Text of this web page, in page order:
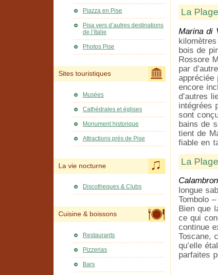
La
Marina di
bois de
Rossore
par
appréciée
encore
d’autres
intégrées
sont
bains de
tient de
fiable en
La
longue
Tombolo
Bien que
ce qui
continue
Toscane,
qu’elle
parfaites
Piazza en Pise
Pisa vers d’autres destinations
de l’Italie
Photos Pise
Sites touristiques
Musées
Cathédrales et églises
Monument historique
Attractions près de Pise
La vie nocturne
Discotheques & Clubs
Cuisine & boissons
Restaurants
Pizzerias
Bars